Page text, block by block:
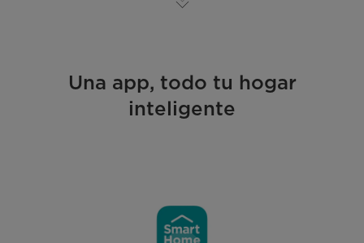
Una app, todo tu hogar
inteligente